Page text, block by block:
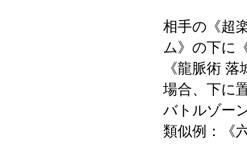
相手の《超
ム》の下に
《龍脈術
場合、下に
バトルゾー
類似例：《